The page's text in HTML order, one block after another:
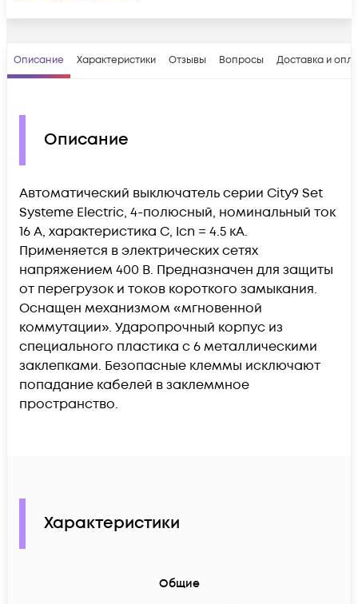
Описание Характеристики Отзывы Вопросы Доставка и
Описание
Автоматический выключатель серии City9 Set
Systeme Electric, 4-полюсный, номинальный ток
16 А, характеристика С, Icn = 4.5 кА.
Применяется в электрических сетях
напряжением 400 В. Предназначен для защиты
от перегрузок и токов короткого замыкания.
Оснащен механизмом «мгновенной
коммутации». Ударопрочный корпус из
специального пластика с 6 металлическими
заклепками. Безопасные клеммы исключают
попадание кабелей в заклеммное
пространство.
Характеристики
Общие